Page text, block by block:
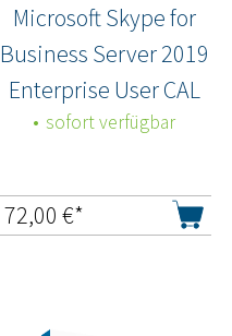
Microsoft Skype for
Business Server 2019
Enterprise User CAL
sofort verfügbar
72,00 €*